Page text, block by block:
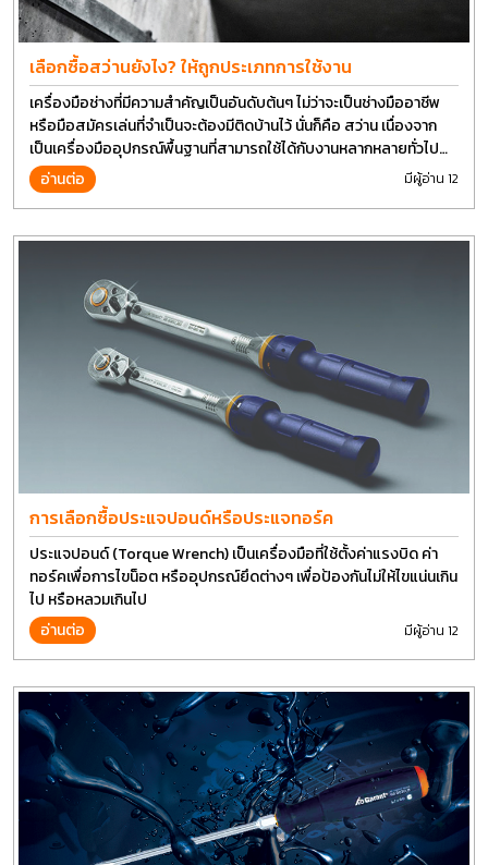
เลือกซื้อสว่านยังไง? ให้ถูกประเภทการใช้งาน
เครื่องมือช่างที่มีความสำคัญเป็นอันดับต้นๆ ไม่ว่าจะเป็นช่างมืออาชีพ
หรือมือสมัครเล่นที่จำเป็นจะต้องมีติดบ้านไว้ นั่นก็คือ สว่าน เนื่องจาก
เป็นเครื่องมืออุปกรณ์พื้นฐานที่สามารถใช้ได้กับงานหลากหลายทั่วไป
เรียกว่า เป็นเครื่องมือที่ใช้ง่าย ใครๆก็สามารถใช้ได้
อ่านต่อ มีผู้อ่าน 12
การเลือกซื้อประแจปอนด์หรือประแจทอร์ค
ประแจปอนด์ (Torque Wrench) เป็นเครื่องมือที่ใช้ตั้งค่าแรงบิด ค่า
ทอร์คเพื่อการไขน็อต หรืออุปกรณ์ยึดต่างๆ เพื่อป้องกันไม่ให้ไขแน่นเกิน
ไป หรือหลวมเกินไป
อ่านต่อ
มีผู้อ่าน 12